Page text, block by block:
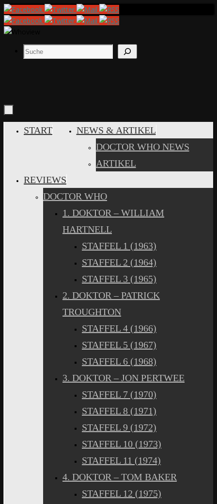
Zum
Inhalt
springen
Suchen
INHALT
START
NEWS & ARTIKEL
DOCTOR WHO NEWS
ARTIKEL
REVIEWS
DOCTOR WHO
1. DOKTOR – WILLIAM
HARTNELL
STAFFEL 1 (1963)
STAFFEL 2 (1964)
STAFFEL 3 (1965)
2. DOKTOR – PATRICK
TROUGHTON
STAFFEL 4 (1966)
STAFFEL 5 (1967)
STAFFEL 6 (1968)
3. DOKTOR – JON PERTWEE
STAFFEL 7 (1970)
STAFFEL 8 (1971)
STAFFEL 9 (1972)
STAFFEL 10 (1973)
STAFFEL 11 (1974)
4. DOKTOR – TOM BAKER
STAFFEL 12 (1975)